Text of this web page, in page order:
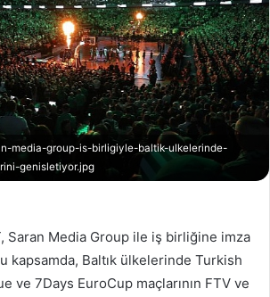
media-group-is-birligiyle-baltik-ulkelerinde-
genisletiyor.jpg
Saran Media Group ile iş birliğine imza
kapsamda, Baltık ülkelerinde Turkish
ve 7Days EuroCup maçlarının FTV ve